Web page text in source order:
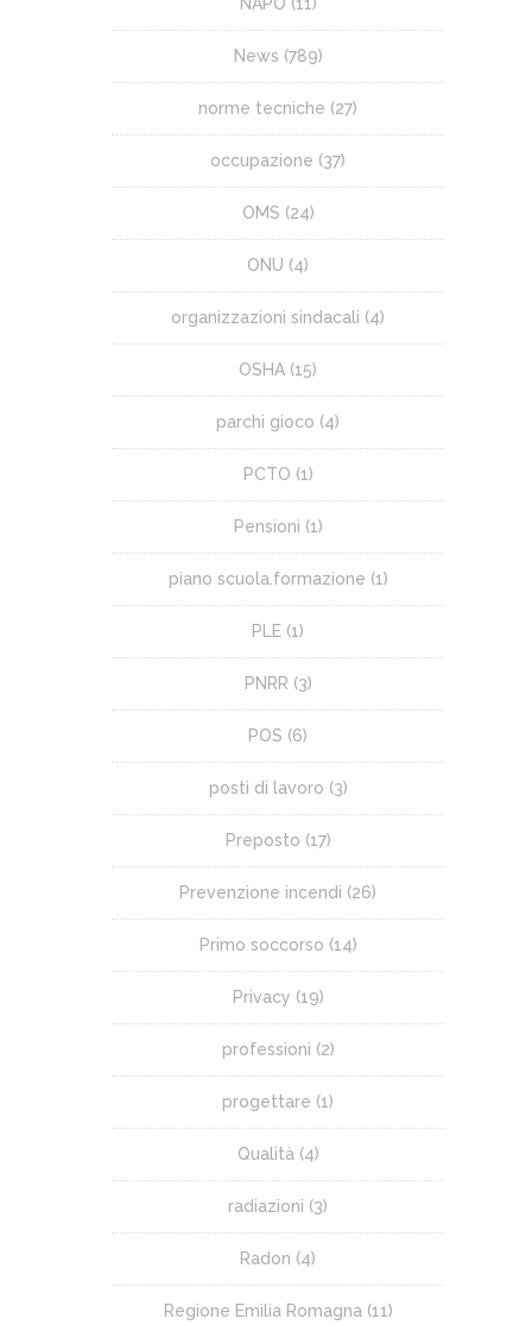
News (789)
norme tecniche (27)
occupazione (37)
OMS (24)
ONU (4)
organizzazioni sindacali (4)
OSHA (15)
parchi gioco (4)
PCTO (1)
Pensioni (1)
piano scuola.formazione (1)
PLE (1)
PNRR (3)
POS (6)
posti di lavoro (3)
Preposto (17)
Prevenzione incendi (26)
Primo soccorso (14)
Privacy (19)
professioni (2)
progettare (1)
Qualità (4)
radiazioni (3)
Radon (4)
Regione Emilia Romagna (11)